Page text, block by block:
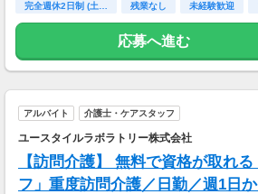
完全週休2日制 (土…
残業なし 未経験歓迎
高校卒業以上
応募へ進む
アルバイト 介護士・ケアスタッフ
ユースタイルラボラトリー株式会社
【訪問介護】 無料で資格が取れ
フ」重度訪問介護／日勤／週1日